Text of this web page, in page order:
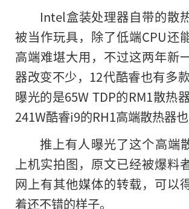
Intel盒装处理器自带的散
被当作玩具，除了低端CPU还
高端难堪大用，不过这两年新
器改变不少，12代酷睿也有多
曝光的是65W TDP的RM1散热
241W酷睿i9的RH1高端散热器也
推上有人曝光了这个高端
上机实拍图，原文已经被爆料
网上有其他媒体的转载，可以
着还不错的样子。